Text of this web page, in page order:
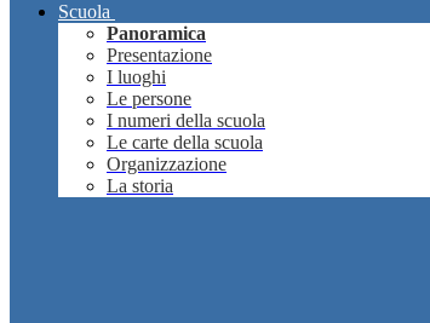
Scuola
Panoramica
Presentazione
I luoghi
Le persone
I numeri della scuola
Le carte della scuola
Organizzazione
La storia